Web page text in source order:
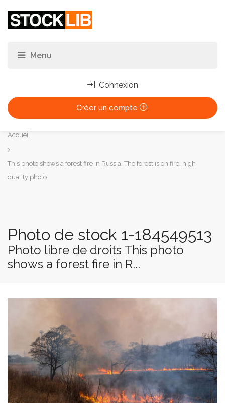
Connexion
Créer un compte
Vous
êtes
ici :
Accueil
This photo shows a forest fire in Russia. The forest is on fire. high
quality photo
Photo de stock 1-184549513
Photo libre de droits This photo
shows a forest fire in R...